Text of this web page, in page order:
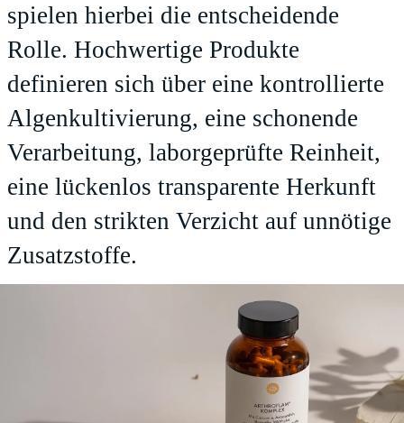
spielen hierbei die entscheidende
Rolle. Hochwertige Produkte
definieren sich über eine kontrollierte
Algenkultivierung, eine schonende
Verarbeitung, laborgeprüfte Reinheit,
eine lückenlos transparente Herkunft
und den strikten Verzicht auf unnötige
Zusatzstoffe.